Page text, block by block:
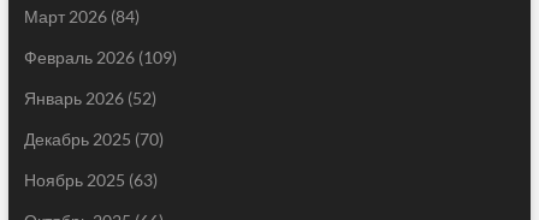
Март 2026(84)
Февраль 2026(109)
Январь 2026(52)
Декабрь 2025 (70)
Ноябрь 2025 (63)